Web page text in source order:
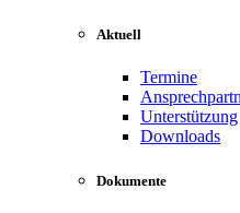
Aktuell
Termine
Unterstützung
Downloads
Dokumente